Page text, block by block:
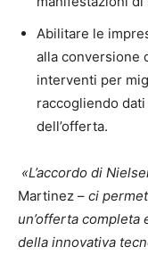
Abilitare le
alla conversione
interventi per
raccogliendo
dell’offerta.
«L’accordo di
Martinez – ci
un’offerta
della innovativa